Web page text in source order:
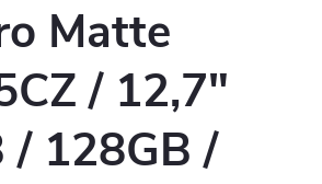
Matte
/ 12,7"
128GB /